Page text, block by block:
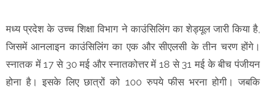
मध्य प्रदेश के उच्च शिक्षा विभाग ने काउंसिलिंग का शेड्यूल जारी किया है,
जिसमें आनलाइन काउंसिलिंग का एक और सीएलसी के तीन चरण होंगे।
स्नातक में 17 से 30 मई और स्नातकोत्तर में 18 से 31 मई के बीच पंजीयन
होना है। इसके लिए छात्रों को 100 रुपये फीस भरना होगी। जबकि